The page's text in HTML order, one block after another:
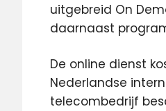
uitgebreid On
daarnaast
De online dienst
Nederlandse
telecombedrijf